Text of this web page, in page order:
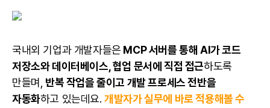
국내외 기업과 개발자들은 MCP 서버를 통해 AI가 코드
저장소와데이터베이스, 협업 문서에 직접 접근하도록
만들며, 반복 작업을 줄이고 개발 프로세스 전반을
자동화하고 있는데요.개발자가 실무에 바로 적용해볼 수